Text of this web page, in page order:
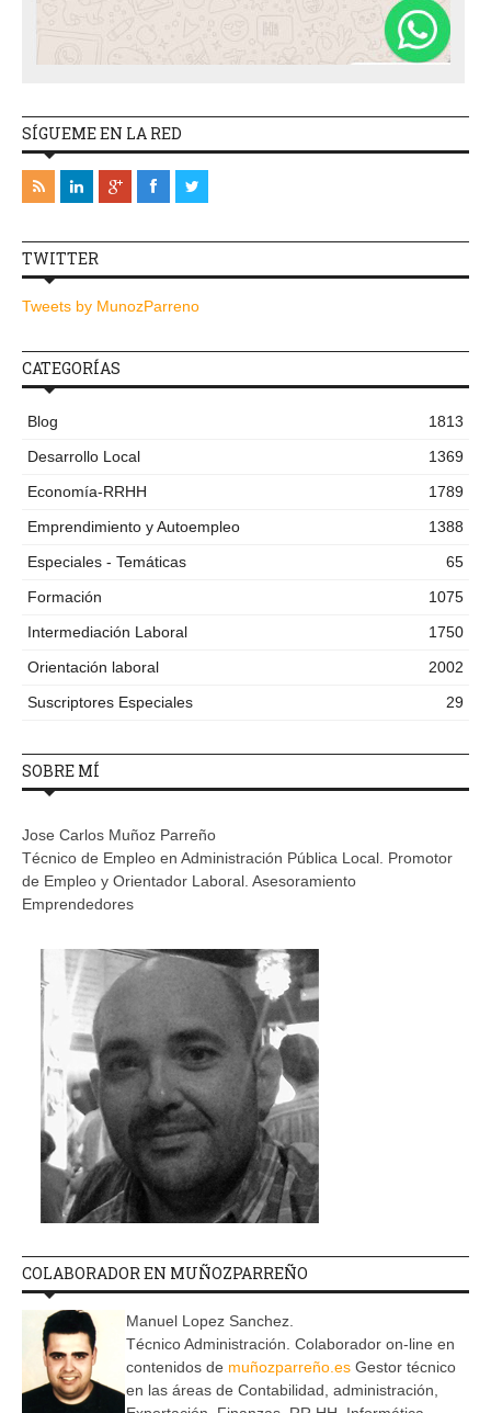
SÍGUEME EN LA RED
TWITTER
Tweets by MunozParreno
CATEGORÍAS
Blog
1813
Desarrollo Local
1369
Economía-RRHH
1789
Emprendimiento y Autoempleo
1388
Especiales - Temáticas
65
Formación
1075
Intermediación Laboral
1750
Orientación laboral
2002
Suscriptores Especiales
29
SOBRE MÍ
Jose Carlos Muñoz Parreño
Técnico de Empleo en Administración Pública Local. Promotor
de Empleo y Orientador Laboral. Asesoramiento
Emprendedores
COLABORADOR EN MUÑOZPARREÑO
Manuel Lopez Sanchez.
Técnico Administración. Colaborador on-line en
contenidos de muñozparreño.es Gestor técnico
en las áreas de Contabilidad, administración,